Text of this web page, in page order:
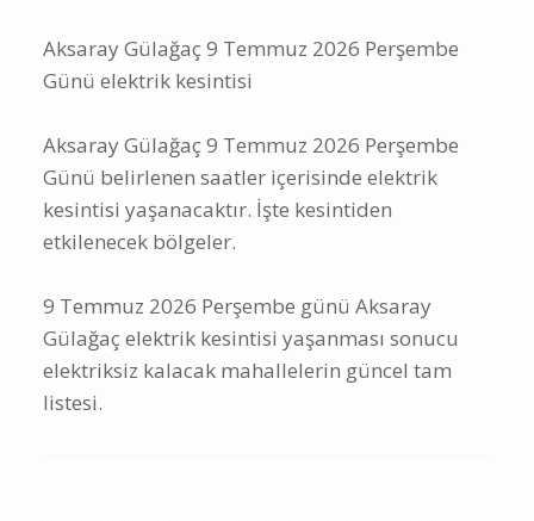
Aksaray Gülağaç 9 Temmuz 2026 Perşembe
Günü elektrik kesintisi
Aksaray Gülağaç 9 Temmuz 2026 Perşembe
Günü belirlenen saatler içerisinde elektrik
kesintisi yaşanacaktır. İşte kesintiden
etkilenecek bölgeler.
9 Temmuz 2026 Perşembe günü Aksaray
Gülağaç elektrik kesintisi yaşanması sonucu
elektriksiz kalacak mahallelerin güncel tam
listesi.